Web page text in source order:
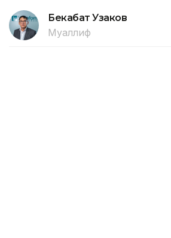
Бекабат Узаков
Муаллиф